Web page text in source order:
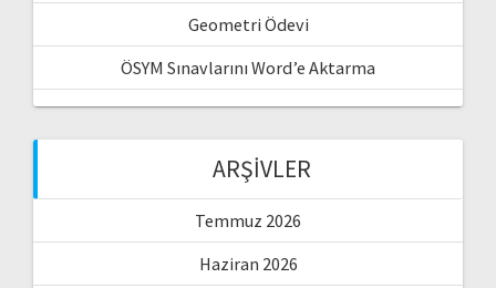
Geometri Ödevi
ÖSYM Sınavlarını Word’e Aktarma
ARŞIVLER
Temmuz 2026
Haziran 2026